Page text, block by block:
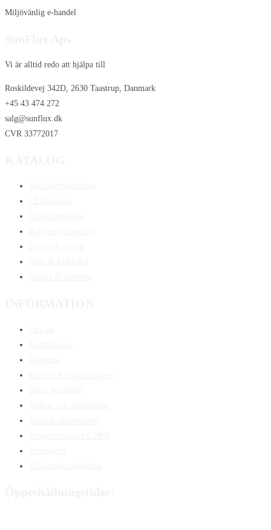
Miljövänlig e-handel
Vi är alltid redo att hjälpa till
Roskildevej 342D, 2630 Taastrup, Danmark
+45 43 474 272
salg@sunflux.dk
CVR 33772017